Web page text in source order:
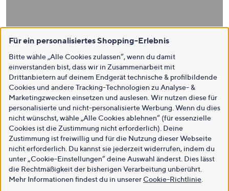
Für ein personalisiertes Shopping-Erlebnis
Bitte wähle „Alle Cookies zulassen“, wenn du damit
einverstanden bist, dass wir in Zusammenarbeit mit
Drittanbietern auf deinem Endgerät technische & profilbildende
Cookies und andere Tracking-Technologien zu Analyse- &
Marketingzwecken einsetzen und auslesen. Wir nutzen diese für
personalisierte und nicht-personalisierte Werbung. Wenn du dies
nicht wünschst, wähle „Alle Cookies ablehnen“ (für essenzielle
Cookies ist die Zustimmung nicht erforderlich). Deine
Zustimmung ist freiwillig und für die Nutzung dieser Webseite
nicht erforderlich. Du kannst sie jederzeit widerrufen, indem du
unter „Cookie-Einstellungen“ deine Auswahl änderst. Dies lässt
die Rechtmäßigkeit der bisherigen Verarbeitung unberührt.
Mehr Informationen findest du in unsererCookie-Richtlinie